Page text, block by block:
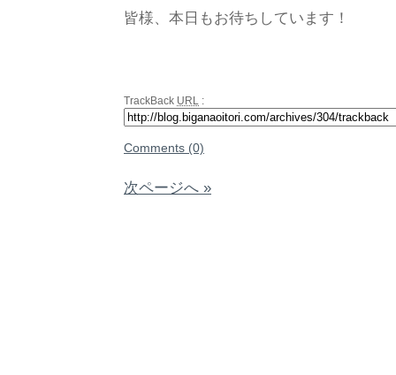
皆様、本日もお待ちしています！
TrackBack URL :
Comments (0)
次ページへ »